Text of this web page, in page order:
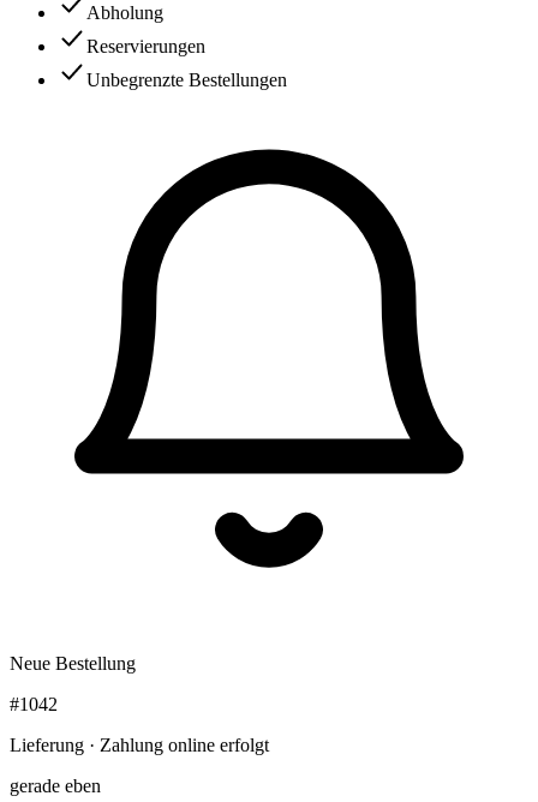
Abholung
Reservierungen
Unbegrenzte Bestellungen
Neue Bestellung
#1042
Lieferung · Zahlung online erfolgt
gerade eben